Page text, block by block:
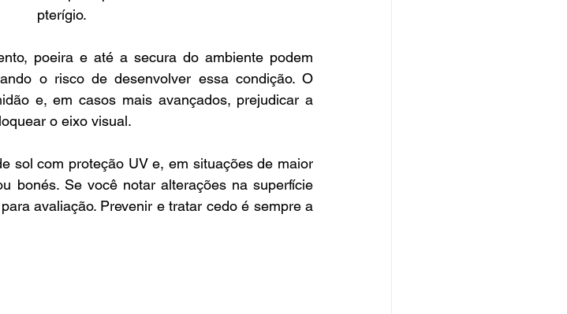
pterígio.
poeira e até a secura do ambiente podem
o risco de desenvolver essa condição. O
e, em casos mais avançados, prejudicar a
o eixo visual.
sol com proteção UV e, em situações de maior
bonés. Se você notar alterações na superfície
avaliação. Prevenir e tratar cedo é sempre a